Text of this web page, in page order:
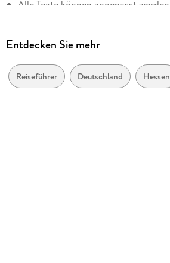
Gmeiner Verlag eBooks
ohne Kopierschutz
Ja
Produktart
Alle Texte können angepasst werden
Entdecken Sie mehr
Reiseführer Deutschland Hessen